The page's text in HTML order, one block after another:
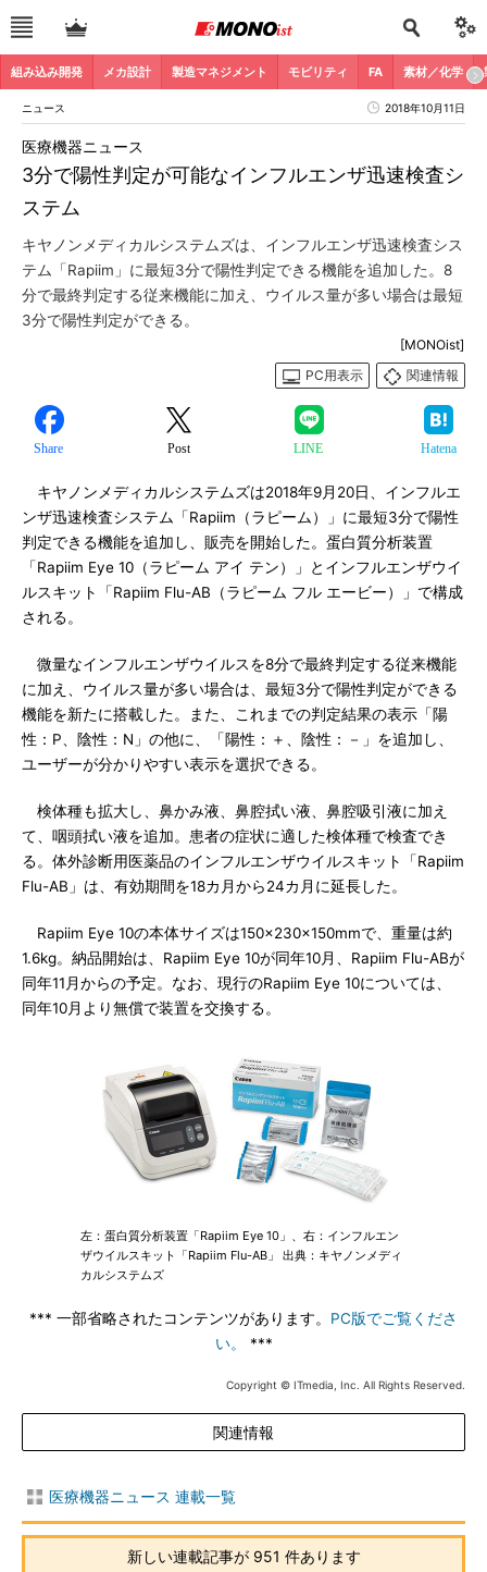
組み込み開発 メカ設計 製造マネジメント モビリティ FA 素材／化学
ニュース 2018年10月11日
3分で陽性判定が可能なインフルエンザ迅速検査シ
ステム
医療機器ニュース
キヤノンメディカルシステムズは、インフルエンザ迅速検査シス
テム「Rapiim」に最短3分で陽性判定できる機能を追加した。8
分で最終判定する従来機能に加え、ウイルス量が多い場合は最短
3分で陽性判定ができる。
[MONOist]
PC用表示
関連情報
Share Post LINE Hatena
キヤノンメディカルシステムズは2018年9月20日、インフルエ
ンザ迅速検査システム「Rapiim（ラピーム）」に最短3分で陽性
判定できる機能を追加し、販売を開始した。蛋白質分析装置
「Rapiim Eye 10（ラピーム アイ テン）」とインフルエンザウイ
ルスキット「Rapiim Flu-AB（ラピーム フル エービー）」で構成
される。
微量なインフルエンザウイルスを8分で最終判定する従来機能
に加え、ウイルス量が多い場合は、最短3分で陽性判定ができる
機能を新たに搭載した。また、これまでの判定結果の表示「陽
性：P、陰性：N」の他に、「陽性：＋、陰性：－」を追加し、
ユーザーが分かりやすい表示を選択できる。
検体種も拡大し、鼻かみ液、鼻腔拭い液、鼻腔吸引液に加え
て、咽頭拭い液を追加。患者の症状に適した検体種で検査でき
る。体外診断用医薬品のインフルエンザウイルスキット「Rapiim
Flu-AB」は、有効期間を18カ月から24カ月に延長した。
Rapiim Eye 10の本体サイズは150×230×150mmで、重量は約
1.6kg。納品開始は、Rapiim Eye 10が同年10月、Rapiim Flu-ABが
同年11月からの予定。なお、現行のRapiim Eye 10については、
同年10月より無償で装置を交換する。
左：蛋白質分析装置「Rapiim Eye 10」、右：インフルエン
ザウイルスキット「Rapiim Flu-AB」 出典：キヤノンメディ
カルシステムズ
*** 一部省略されたコンテンツがあります。 PC版でご覧くださ
い。
***
Copyright © ITmedia, Inc. All Rights Reserved.
関連情報
医療機器ニュース 連載一覧
新しい連載記事が 951 件あります